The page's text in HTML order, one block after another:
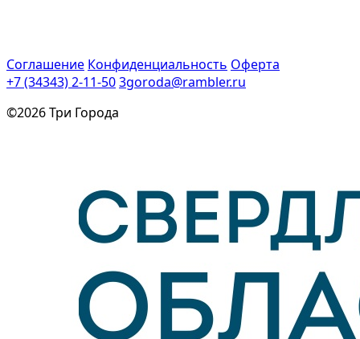
Соглашение Конфиденциальность Оферта
+7 (34343) 2-11-503goroda@rambler.ru
©2026 Три Города